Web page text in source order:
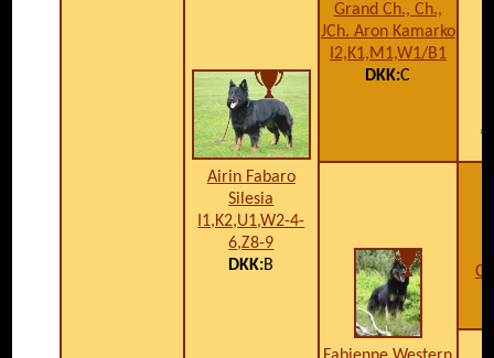
Airin Fabaro
Silesia
I1,K2,U1,W2-4-
6,Z8-9
DKK:B
Grand Ch., Ch.,
JCh. Aron Kamarko
I2,K1,M1,W1/B1
DKK:C